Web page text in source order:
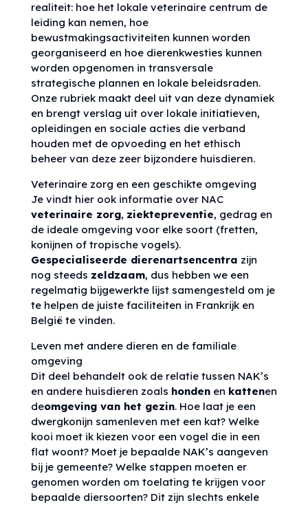
realiteit: hoe het lokale veterinaire centrum de
leiding kan nemen, hoe
bewustmakingsactiviteiten kunnen worden
georganiseerd en hoe dierenkwesties kunnen
worden opgenomen in transversale
strategische plannen en lokale beleidsraden.
Onze rubriek maakt deel uit van deze dynamiek
en brengt verslag uit over lokale initiatieven,
opleidingen en sociale acties die verband
houden met de opvoeding en het ethisch
beheer van deze zeer bijzondere huisdieren.
Veterinaire zorg en een geschikte omgeving
Je vindt hier ook informatie over NAC
veterinaire zorg, ziektepreventie, gedrag en
de ideale omgeving voor elke soort (fretten,
konijnen of tropische vogels).
Gespecialiseerde dierenartsencentra zijn
nog steeds zeldzaam, dus hebben we een
regelmatig bijgewerkte lijst samengesteld om je
te helpen de juiste faciliteiten in Frankrijk en
België te vinden.
Leven met andere dieren en de familiale
omgeving
Dit deel behandelt ook de relatie tussen NAK’s
en andere huisdieren zoals hondenen kattenen
deomgeving van het gezin. Hoe laat je een
dwergkonijn samenleven met een kat? Welke
kooi moet ik kiezen voor een vogel die in een
flat woont? Moet je bepaalde NAK’s aangeven
bij je gemeente? Welke stappen moeten er
genomen worden om toelating te krijgen voor
bepaalde diersoorten? Dit zijn slechts enkele